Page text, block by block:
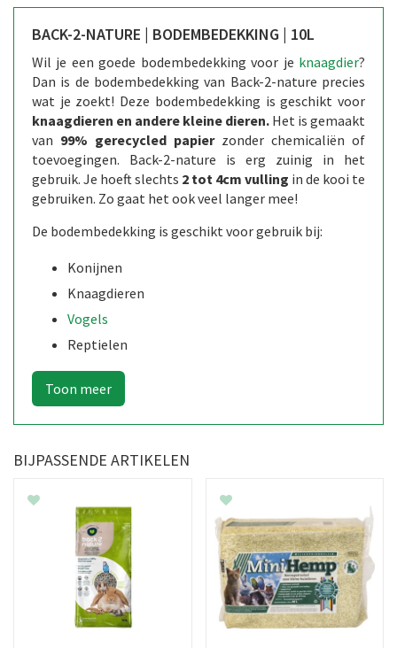
BACK-2-NATURE | BODEMBEDEKKING | 10L
Wil je een goede bodembedekking voor je knaagdier?
Dan is de bodembedekking van Back-2-nature precies
wat je zoekt! Deze bodembedekking is geschikt voor
knaagdieren en andere kleine dieren. Het is gemaakt
van 99% gerecycled papierzonder chemicaliën of
toevoegingen. Back-2-nature is erg zuinig in het
gebruik. Je hoeft slechts 2 tot 4cm vulling in de kooi te
gebruiken. Zo gaat het ook veel langer mee!
De bodembedekking is geschikt voor gebruik bij:
Konijnen
Knaagdieren
Vogels
Reptielen
BIJPASSENDE ARTIKELEN